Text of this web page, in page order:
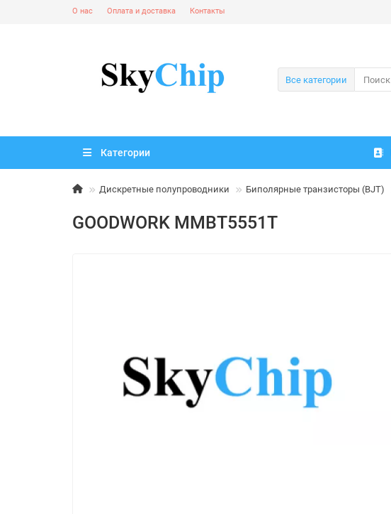
О нас Оплата и доставка Контакты
Все категории
Категории
Дискретные полупроводники Биполярные транзисторы (BJT)
GOODWORK MMBT5551T